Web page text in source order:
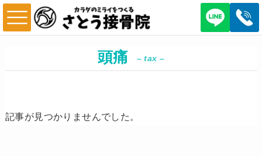
頭痛 – tax –
記事が見つかりませんでした。